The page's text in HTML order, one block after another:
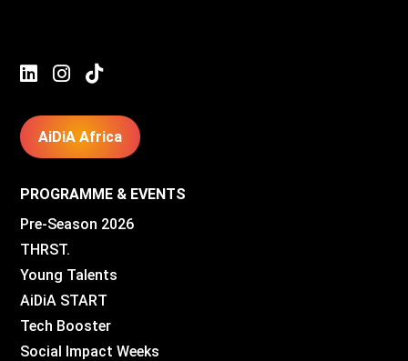
  
AiDiA Africa
PROGRAMME & EVENTS
Pre-Season 2026
THRST.
Young Talents
AiDiA START
Tech Booster
Social Impact Weeks